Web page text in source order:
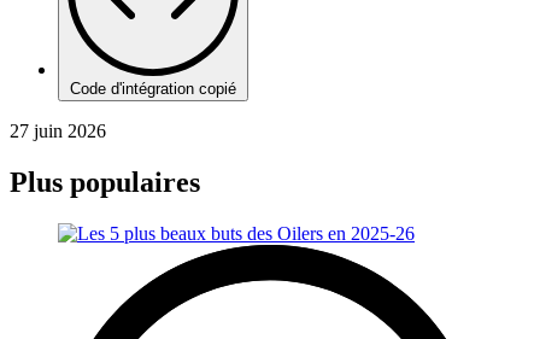
Code d'intégration copié
27 juin 2026
Plus populaires